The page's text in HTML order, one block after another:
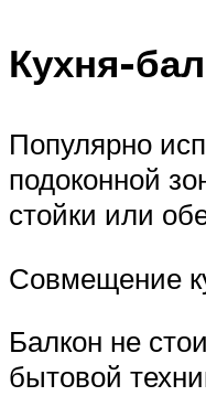
Кухня-
Популярно
подоконной
стойки или
Совмещение
Балкон не
бытовой